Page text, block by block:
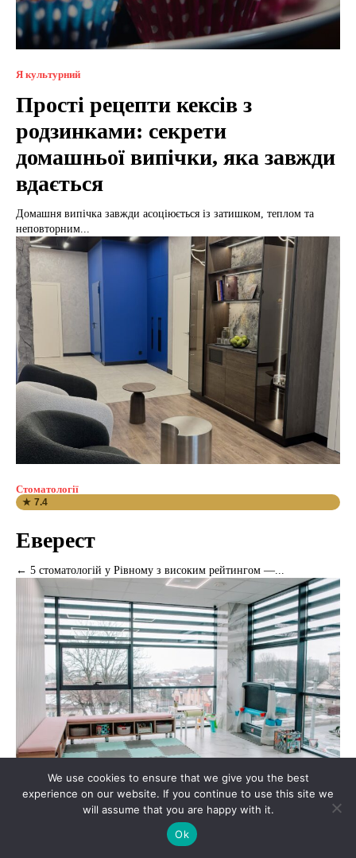
Я культурний
Прості рецепти кексів з
родзинками: секрети
домашньої випічки, яка завжди
вдається
Домашня випічка завжди асоціюється із затишком, теплом та
неповторним...
Стоматології
★ 7.4
Еверест
← 5 стоматологій у Рівному з високим рейтингом —...
We use cookies to ensure that we give you the best
experience on our website. If you continue to use this site we
will assume that you are happy with it.
Ok